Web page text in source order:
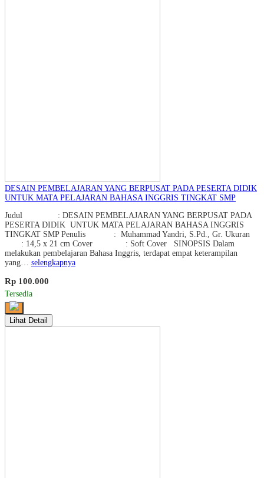
DESAIN PEMBELAJARAN YANG BERPUSAT PADA PESERTA DIDIK
UNTUK MATA PELAJARAN BAHASA INGGRIS TINGKAT SMP
Judul : DESAIN PEMBELAJARAN YANG BERPUSAT PADA
PESERTA DIDIK UNTUK MATA PELAJARAN BAHASA INGGRIS
TINGKAT SMP Penulis : Muhammad Yandri, S.Pd., Gr. Ukuran
: 14,5 x 21 cm Cover : Soft Cover SINOPSIS Dalam
melakukan pembelajaran Bahasa Inggris, terdapat empat keterampilan
yang… selengkapnya
Rp 100.000
Tersedia
Lihat Detail